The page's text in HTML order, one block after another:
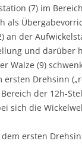
(7) im
als
an der
und darüber
Walze (9)
Drehsinn
der 12h-
sich die
ersten